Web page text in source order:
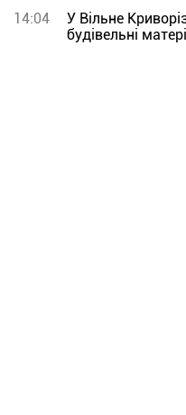
14:04
У Вільне
будівельні